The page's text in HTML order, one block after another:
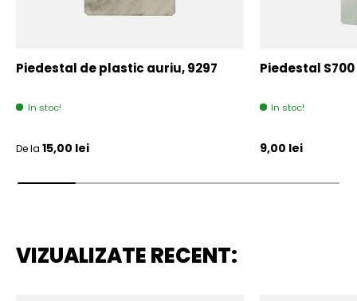
Piedestal de plastic auriu, 9297
In stoc!
Pret initial
De la 15,00 lei
Piedestal S700
In stoc!
Pret initial
9,00 lei
VIZUALIZATE RECENT: